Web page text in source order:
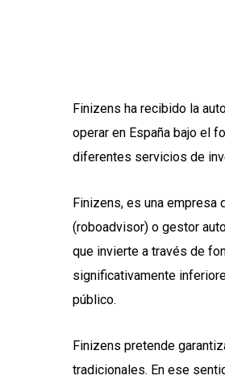
Finizens ha recibido la
operar en España bajo el
diferentes servicios de
Finizens, es una empresa
(roboadvisor) o gestor
que invierte a través de
significativamente
público.
Finizens pretende
tradicionales. En ese